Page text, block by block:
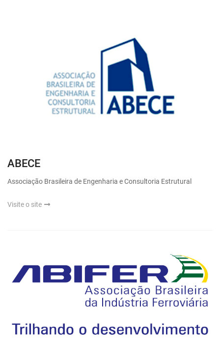
ABECE
Associação Brasileira de Engenharia e Consultoria Estrutural
Visite o site